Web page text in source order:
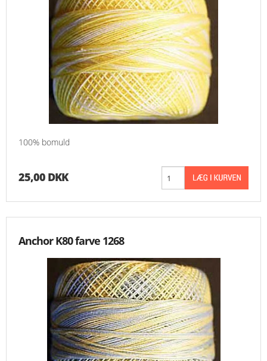
100% bomuld
25,00 DKK
Anchor K80 farve 1268